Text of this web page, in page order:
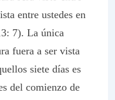
entre ustedes en
7). La única
fuera a ser vista
siete días es
del comienzo de